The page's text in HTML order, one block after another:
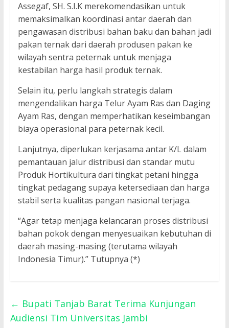
Assegaf, SH. S.I.K merekomendasikan untuk
memaksimalkan koordinasi antar daerah dan
pengawasan distribusi bahan baku dan bahan jadi
pakan ternak dari daerah produsen pakan ke
wilayah sentra peternak untuk menjaga
kestabilan harga hasil produk ternak.
Selain itu, perlu langkah strategis dalam
mengendalikan harga Telur Ayam Ras dan Daging
Ayam Ras, dengan memperhatikan keseimbangan
biaya operasional para peternak kecil.
Lanjutnya, diperlukan kerjasama antar K/L dalam
pemantauan jalur distribusi dan standar mutu
Produk Hortikultura dari tingkat petani hingga
tingkat pedagang supaya ketersediaan dan harga
stabil serta kualitas pangan nasional terjaga.
“Agar tetap menjaga kelancaran proses distribusi
bahan pokok dengan menyesuaikan kebutuhan di
daerah masing-masing (terutama wilayah
Indonesia Timur).” Tutupnya (*)
← Bupati Tanjab Barat Terima Kunjungan
Audiensi Tim Universitas Jambi